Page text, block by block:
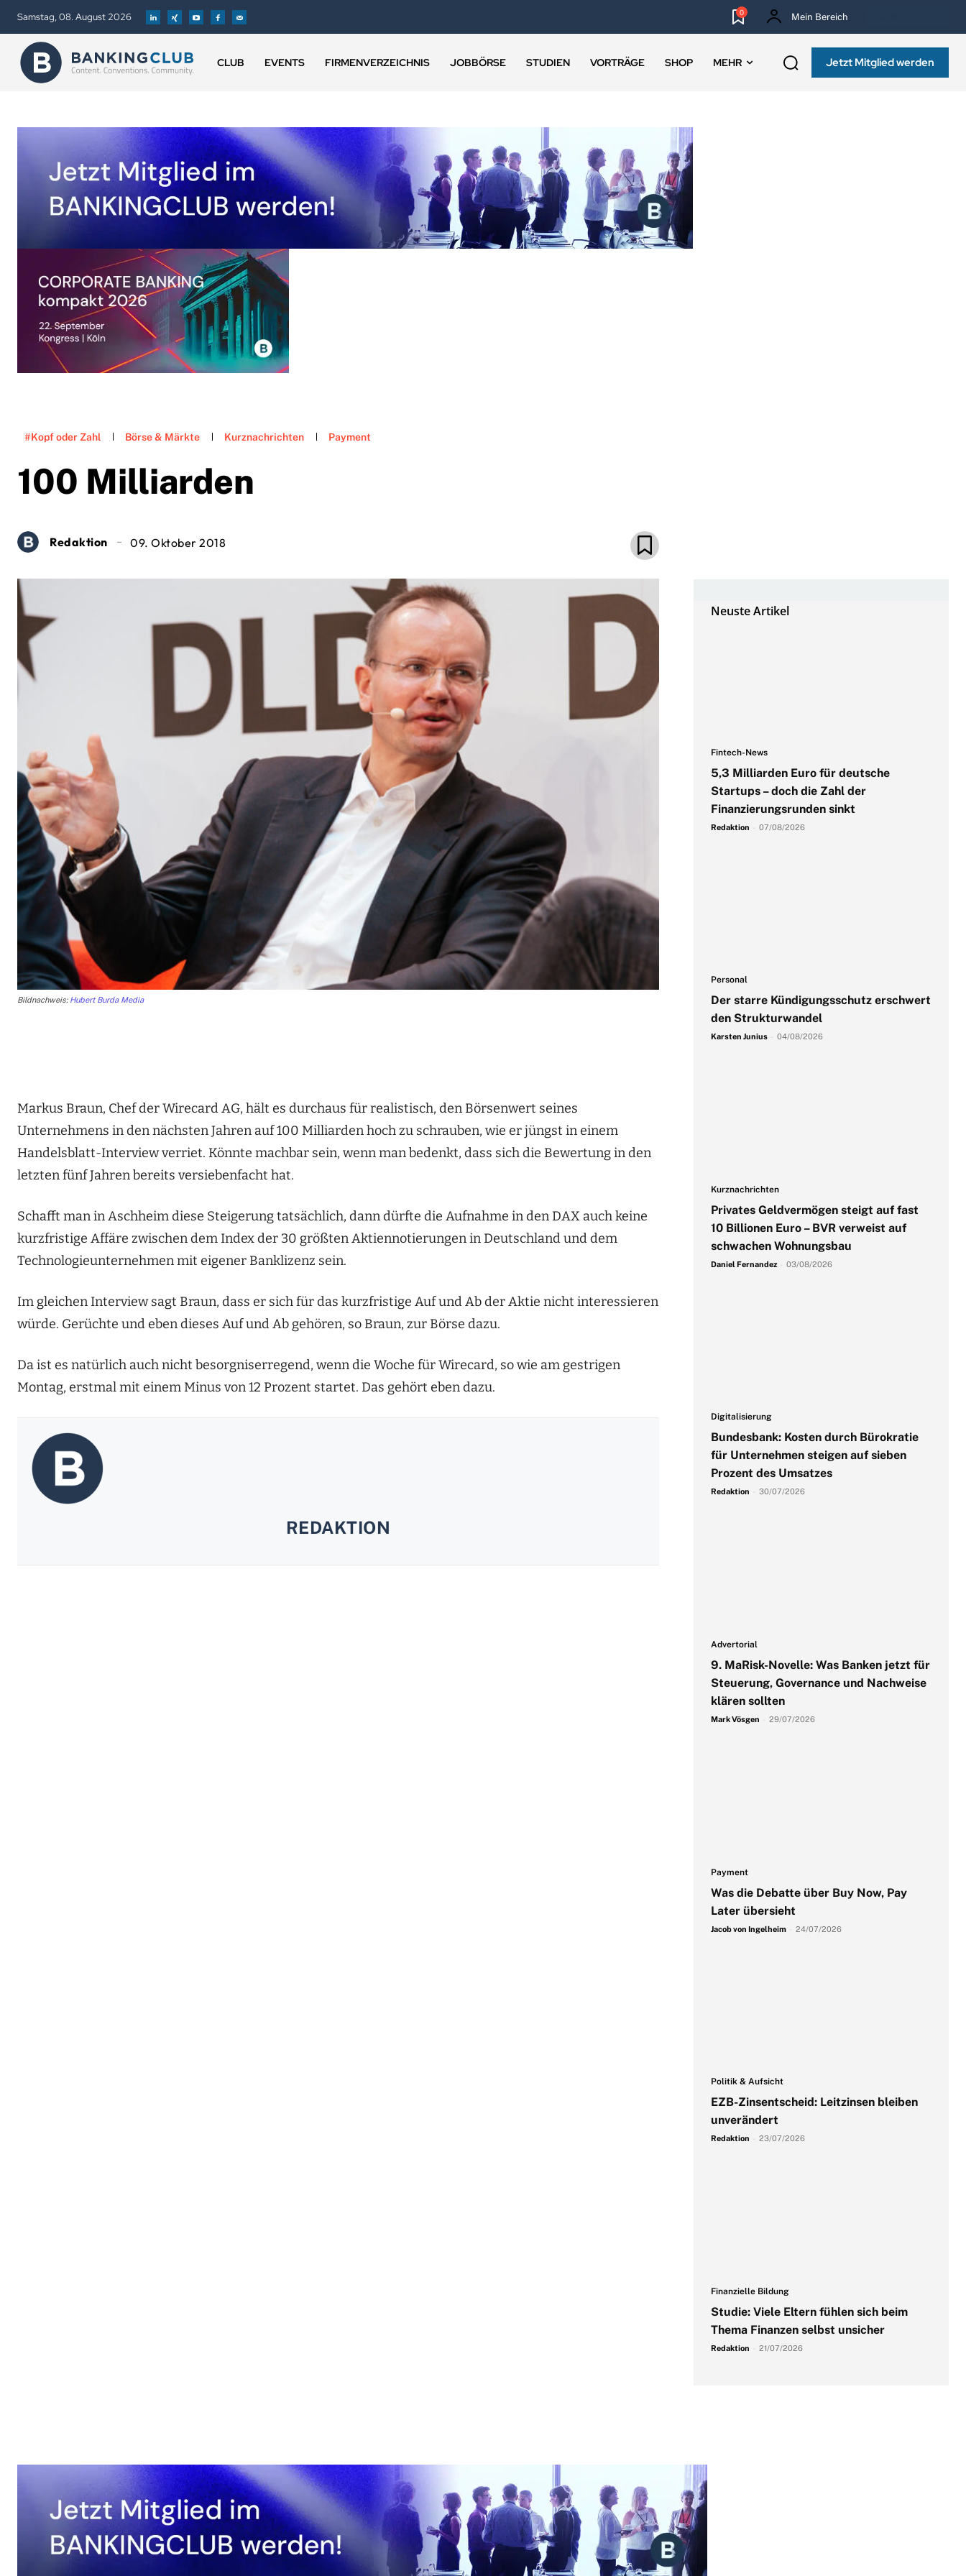
Samstag, 08. August 2026 0 Mein Bereich
CLUB EVENTS FIRMENVERZEICHNIS JOBBÖRSE STUDIEN VORTRÄGE SHOP MEHR Jetzt Mitglied werden
#Kopf oder Zahl Börse & Märkte Kurznachrichten Payment
100 Milliarden
Redaktion 09. Oktober 2018
Bildnachweis: Hubert Burda Media
Markus Braun, Chef der Wirecard AG, hält es durchaus für realistisch, den Börsenwert seines
Unternehmens in den nächsten Jahren auf 100 Milliarden hoch zu schrauben, wie er jüngst in einem
Handelsblatt-Interview verriet. Könnte machbar sein, wenn man bedenkt, dass sich die Bewertung in den
letzten fünf Jahren bereits versiebenfacht hat.
Schafft man in Aschheim diese Steigerung tatsächlich, dann dürfte die Aufnahme in den DAX auch keine
kurzfristige Affäre zwischen dem Index der 30 größten Aktiennotierungen in Deutschland und dem
Technologieunternehmen mit eigener Banklizenz sein.
Im gleichen Interview sagt Braun, dass er sich für das kurzfristige Auf und Ab der Aktie nicht interessieren
würde. Gerüchte und eben dieses Auf und Ab gehören, so Braun, zur Börse dazu.
Da ist es natürlich auch nicht besorgniserregend, wenn die Woche für Wirecard, so wie am gestrigen
Montag, erstmal mit einem Minus von 12 Prozent startet. Das gehört eben dazu.
REDAKTION
Neuste Artikel
Fintech-News
5,3 Milliarden Euro für deutsche
Startups – doch die Zahl der
Finanzierungsrunden sinkt
Redaktion 07/08/2026
Personal
Der starre Kündigungsschutz erschwert
den Strukturwandel
Karsten Junius 04/08/2026
Kurznachrichten
Privates Geldvermögen steigt auf fast
10 Billionen Euro – BVR verweist auf
schwachen Wohnungsbau
Daniel Fernandez 03/08/2026
Digitalisierung
Bundesbank: Kosten durch Bürokratie
für Unternehmen steigen auf sieben
Prozent des Umsatzes
Redaktion 30/07/2026
Advertorial
9. MaRisk-Novelle: Was Banken jetzt für
Steuerung, Governance und Nachweise
klären sollten
Mark Vösgen 29/07/2026
Payment
Was die Debatte über Buy Now, Pay
Later übersieht
Jacob von Ingelheim 24/07/2026
Politik & Aufsicht
EZB-Zinsentscheid: Leitzinsen bleiben
unverändert
Redaktion 23/07/2026
Finanzielle Bildung
Studie: Viele Eltern fühlen sich beim
Thema Finanzen selbst unsicher
Redaktion 21/07/2026